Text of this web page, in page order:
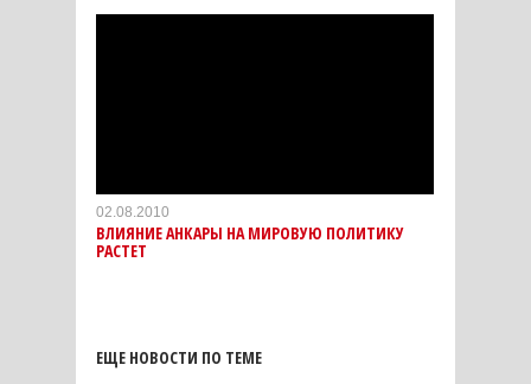
02.08.2010
ВЛИЯНИЕ АНКАРЫ НА МИРОВУЮ ПОЛИТИКУ
РАСТЕТ
ЕЩЕ НОВОСТИ ПО ТЕМЕ